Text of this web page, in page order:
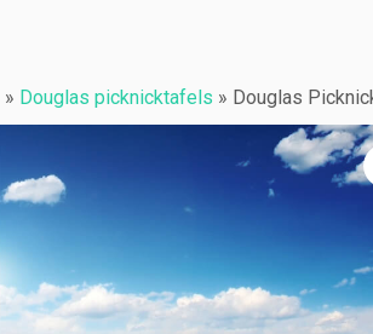
» Douglas picknicktafels » Douglas